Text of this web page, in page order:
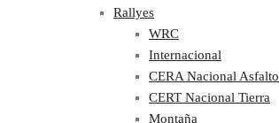
Rallyes
WRC
Internacional
CERA Nacional Asfalto
CERT Nacional Tierra
Montaña